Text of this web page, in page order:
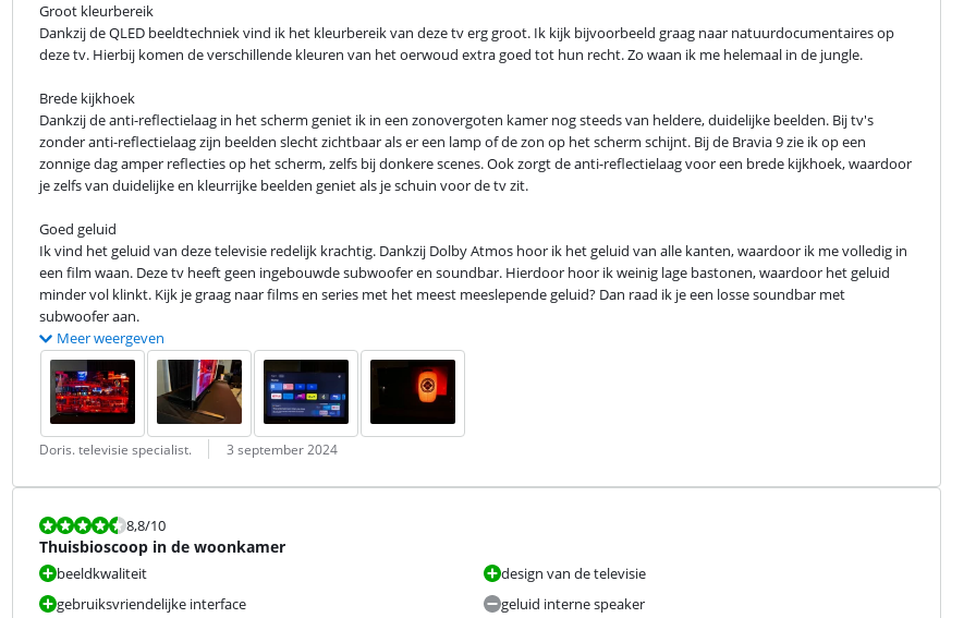
Groot kleurbereik
Dankzij de QLED beeldtechniek vind ik het kleurbereik van deze tv erg groot. Ik kijk bijvoorbeeld graag naar natuurdocumentaires op
deze tv. Hierbij komen de verschillende kleuren van het oerwoud extra goed tot hun recht. Zo waan ik me helemaal in de jungle.
Brede kijkhoek
Dankzij de anti-reflectielaag in het scherm geniet ik in een zonovergoten kamer nog steeds van heldere, duidelijke beelden. Bij tv's
zonder anti-reflectielaag zijn beelden slecht zichtbaar als er een lamp of de zon op het scherm schijnt. Bij de Bravia 9 zie ik op een
zonnige dag amper reflecties op het scherm, zelfs bij donkere scenes. Ook zorgt de anti-reflectielaag voor een brede kijkhoek, waardoor
je zelfs van duidelijke en kleurrijke beelden geniet als je schuin voor de tv zit.
Goed geluid
Ik vind het geluid van deze televisie redelijk krachtig. Dankzij Dolby Atmos hoor ik het geluid van alle kanten, waardoor ik me volledig in
een film waan. Deze tv heeft geen ingebouwde subwoofer en soundbar. Hierdoor hoor ik weinig lage bastonen, waardoor het geluid
minder vol klinkt. Kijk je graag naar films en series met het meest meeslepende geluid? Dan raad ik je een losse soundbar met
subwoofer aan.
Meer weergeven
Beoordeling door:
Doris. televisie specialist.
Datum: 3 september 2024
Beoordeling is 8,8 van de 10.
8,8/10
Thuisbioscoop in de woonkamer
beeldkwaliteit
gebruiksvriendelijke interface
design van de televisie
geluid interne speaker